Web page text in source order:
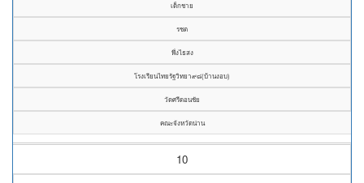
เด็กชาย
รชต
พึ่งไธสง
โรงเรียนไทยรัฐวิทยา๙๘(บ้านงอบ)
วัดศรีดอนชัย
คณะจังหวัดน่าน
10